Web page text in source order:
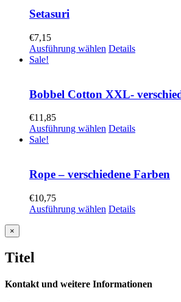
Setasuri
€7,15
Ausführung wählen Details
Sale!
Bobbel Cotton XXL-
€11,85
Ausführung wählen Details
Sale!
Rope – verschiedene Farben
€10,75
Ausführung wählen Details
Close
product
view
×
Titel
Kontakt und weitere Informationen